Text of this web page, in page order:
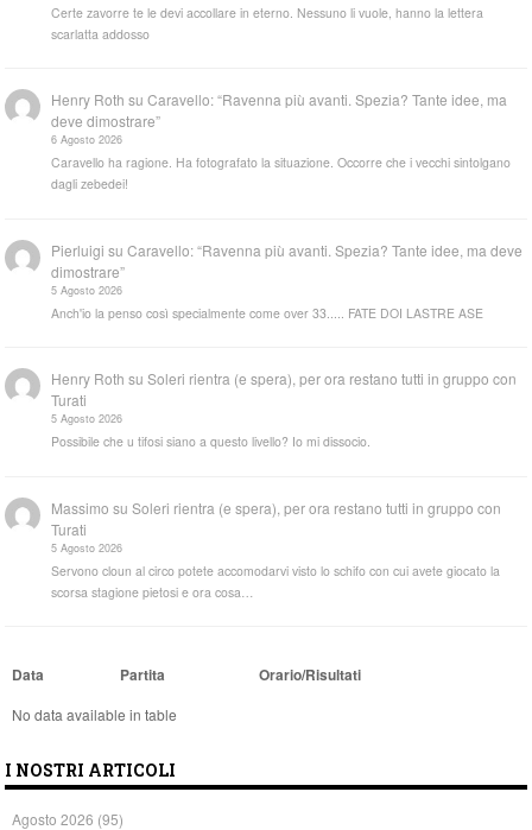
Certe zavorre te le devi accollare in eterno. Nessuno li vuole, hanno la lettera
scarlatta addosso
Henry Roth suCaravello: “Ravenna più avanti. Spezia? Tante idee, ma
deve dimostrare”
6 Agosto 2026
Caravello ha ragione. Ha fotografato la situazione. Occorre che i vecchi sintolgano
dagli zebedei!
Pierluigi suCaravello: “Ravenna più avanti. Spezia? Tante idee, ma deve
dimostrare”
5 Agosto 2026
Anch'io la penso così specialmente come over 33..... FATE DOI LASTRE ASE
Henry Roth suSoleri rientra (e spera), per ora restano tutti in gruppo con
Turati
5 Agosto 2026
Possibile che u tifosi siano a questo livello? Io mi dissocio.
Massimo suSoleri rientra (e spera), per ora restano tutti in gruppo con
Turati
5 Agosto 2026
Servono cloun al circo potete accomodarvi visto lo schifo con cui avete giocato la
scorsa stagione pietosi e ora cosa…
Data Partita Orario/Risultati
No data available in table
I NOSTRI ARTICOLI
Agosto 2026 (95)